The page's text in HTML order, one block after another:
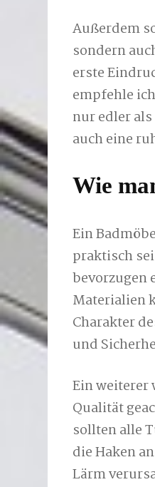
Außerdem
sondern
erste
empfehle
nur edler
auch eine
Wie
Ein
praktisch
bevorzugen
Materialien
Charakter
und
Ein weiterer
Qualität
sollten alle
die Haken
Lärm